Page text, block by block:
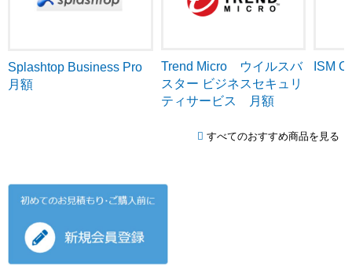
Splashtop Business Pro
月額
Trend Micro ウイルスバ
スター ビジネスセキュリ
ティサービス 月額
ISM
すべてのおすすめ商品を見る